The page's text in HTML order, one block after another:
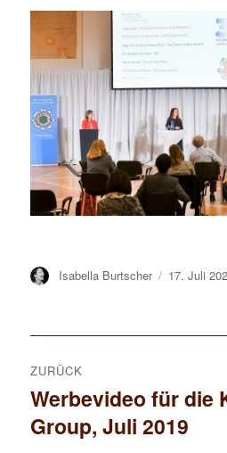
Autor
Isabella Burtscher 17. Juli
Navigation
ZURÜCK
Vorheriger
Beitrag:
Werbevideo für die
Group, Juli 2019